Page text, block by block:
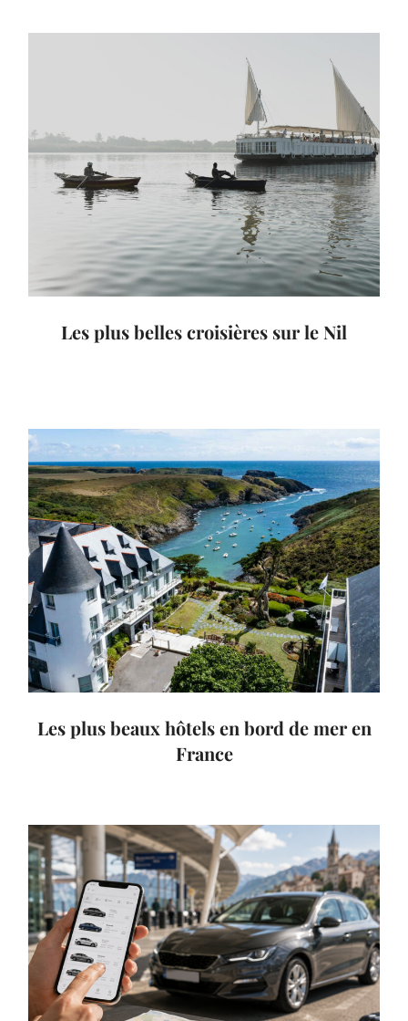
Les plus belles croisières sur le Nil
Les plus beaux hôtels en bord de mer en
France